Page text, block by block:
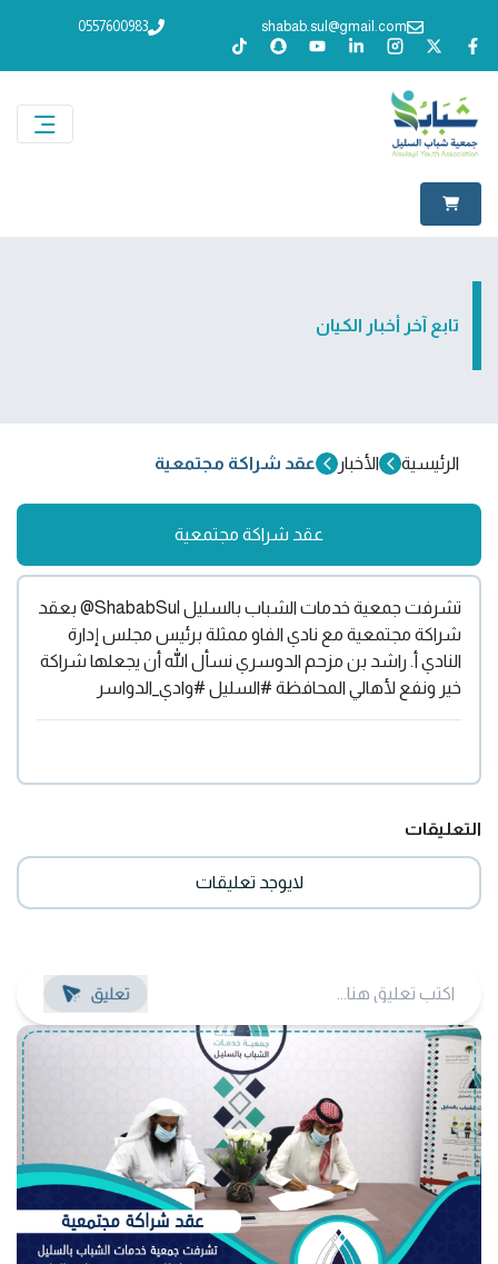
shabab.sul@gmail.com
0557600983
تابع آخر أخبار الكيان
الرئيسية الأخبار عقد شراكة مجتمعية
عقد شراكة مجتمعية
‏تشرفت جمعية خدمات الشباب بالسليل ‎@ShababSul بعقد
شراكة مجتمعية مع نادي الفاو ممثلة برئيس مجلس إدارة
النادي أ. راشد بن مزحم الدوسري نسأل الله أن يجعلها شراكة
خير ونفع لأهالي المحافظة ‎#السليل ‎#وادي_الدواسر
التعليقات
لايوجد تعليقات